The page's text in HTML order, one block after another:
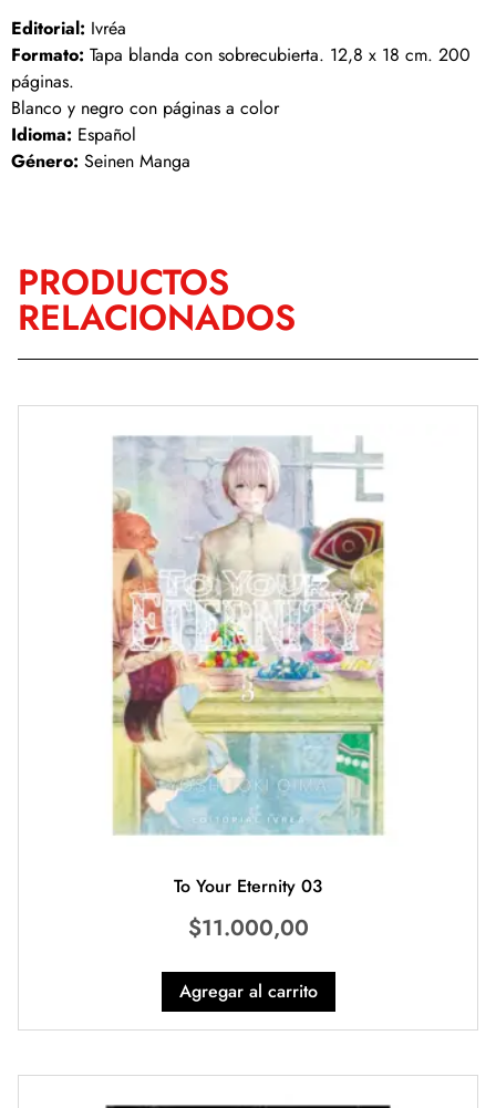
Editorial: Ivréa
Formato: Tapa blanda con sobrecubierta. 12,8 x 18 cm. 200
páginas.
Blanco y negro con páginas a color
Idioma: Español
Género: Seinen Manga
PRODUCTOS
RELACIONADOS
To Your Eternity 03
$11.000,00
Agregar al carrito